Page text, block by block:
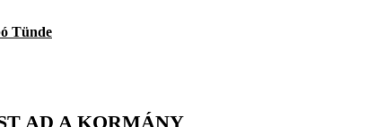
Tünde
AD A KORMÁNY